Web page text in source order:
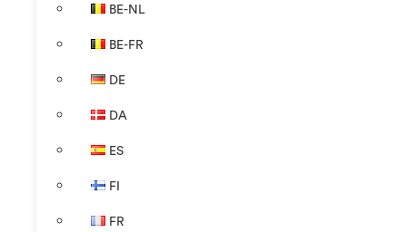
BE-NL
BE-FR
DE
DA
ES
FI
FR